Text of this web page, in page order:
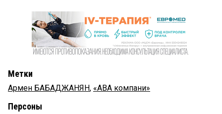
Метки
Армен БАБАДЖАНЯН, «АВА компани»
Персоны